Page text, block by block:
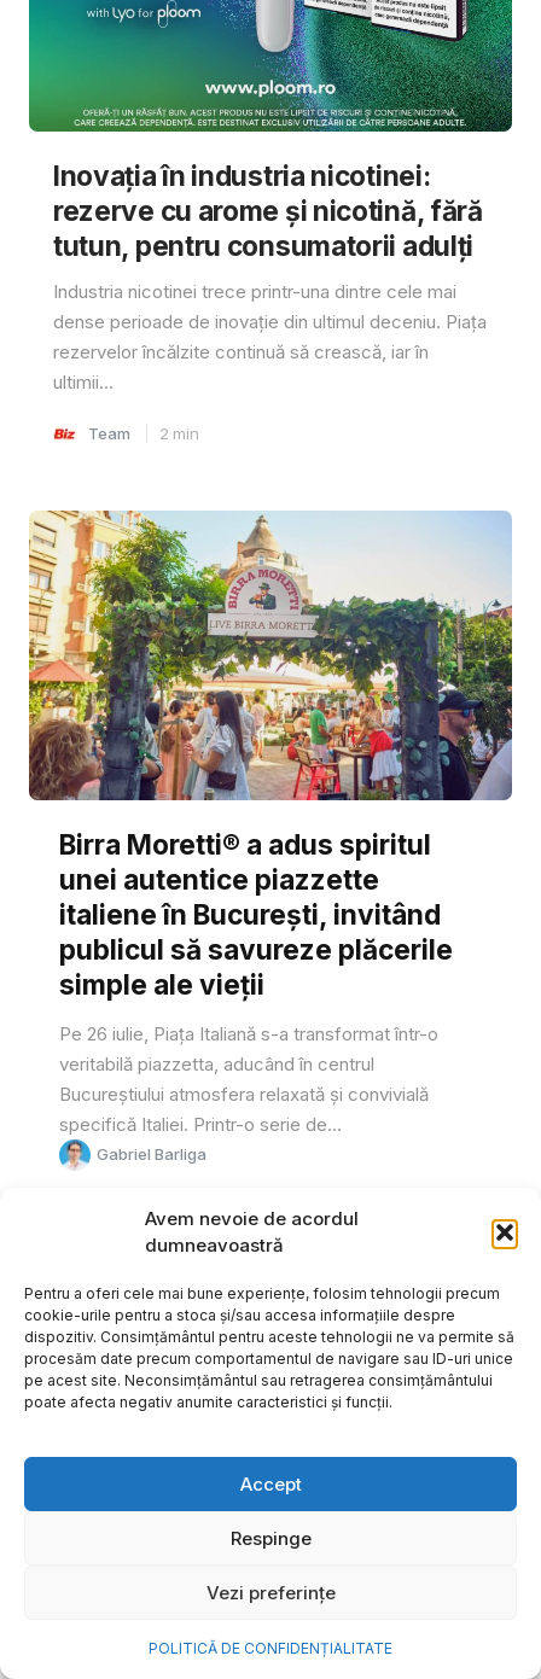
Avem nevoie de acordul
dumneavoastră
Pentru a oferi cele mai bune experiențe, folosim tehnologii precum
cookie-urile pentru a stoca și/sau accesa informațiile despre
dispozitiv. Consimțământul pentru aceste tehnologii ne va permite să
procesăm date precum comportamentul de navigare sau ID-uri unice
pe acest site. Neconsimțământul sau retragerea consimțământului
poate afecta negativ anumite caracteristici și funcții.
Accept
Respinge
Vezi preferințe
POLITICĂ DE CONFIDENȚIALITATE
Inovația în industria nicotinei:
rezerve cu arome și nicotină, fără
tutun, pentru consumatorii adulți
Industria nicotinei trece printr-una dintre cele mai
dense perioade de inovație din ultimul deceniu. Piața
rezervelor încălzite continuă să crească, iar în
ultimii...
Team 2 min
Birra Moretti® a adus spiritul
unei autentice piazzette
italiene în București, invitând
publicul să savureze plăcerile
simple ale vieții
Pe 26 iulie, Piața Italiană s-a transformat într-o
veritabilă piazzetta, aducând în centrul
Bucureștiului atmosfera relaxată și convivială
specifică Italiei. Printr-o serie de...
Gabriel Barliga
frumoase amintiri ale verii într-
o bijuterie Pandora pe care o